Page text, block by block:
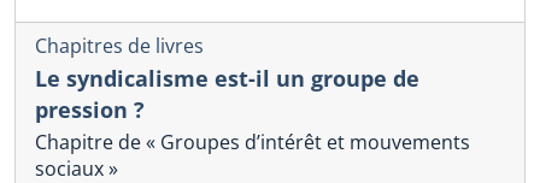
Chapitres de livres
Le syndicalisme est-il un groupe de
pression ?
Chapitre de « Groupes d’intérêt et mouvements
sociaux »